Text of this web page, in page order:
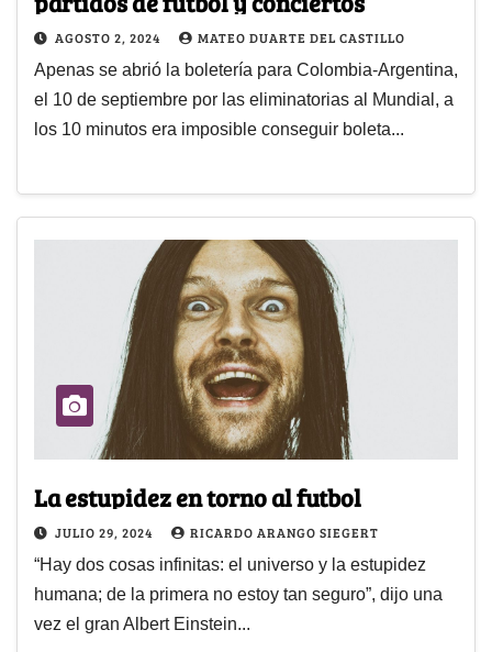
AGOSTO 2, 2024 MATEO DUARTE DEL CASTILLO
Apenas se abrió la boletería para Colombia-Argentina,
el 10 de septiembre por las eliminatorias al Mundial, a
los 10 minutos era imposible conseguir boleta...
La estupidez en torno al futbol
JULIO 29, 2024 RICARDO ARANGO SIEGERT
“Hay dos cosas infinitas: el universo y la estupidez
humana; de la primera no estoy tan seguro”, dijo una
vez el gran Albert Einstein...